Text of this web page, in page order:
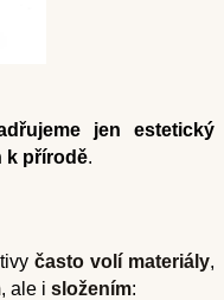
jen estetický
k přírodě.
často volí materiály,
, ale i složením: